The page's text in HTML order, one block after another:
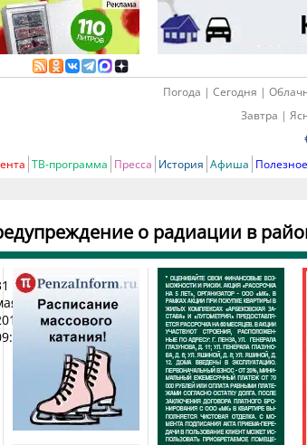
Погода | Сегодня |
Завтра |
ТВ-программа Пресса История Афиша Полезное
о радиации в
Печать